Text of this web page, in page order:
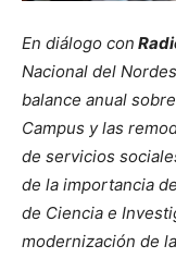
En diálogo con
Nacional del
balance anual
Campus y las
de servicios
de la importancia
de Ciencia e
modernización de